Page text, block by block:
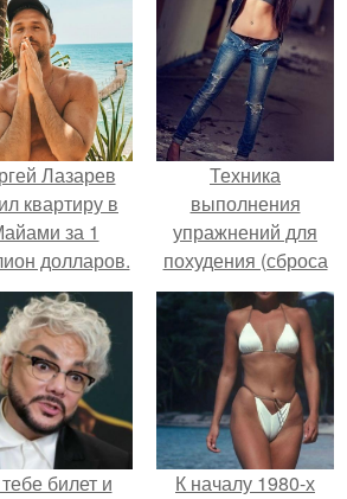
Лазарев
квартиру в
за 1
долларов.
Техника
выполнения
упражнений для
похудения (сброса
веса) живота, боков
и низа спины.
билет и
К началу 1980-х